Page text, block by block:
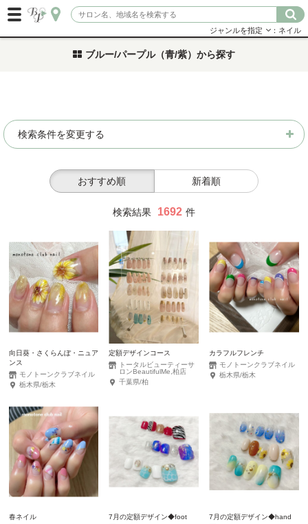
ジャンルを指定 ：ネイル
ブルー/パープル（青/紫）から探す
検索条件を変更する
おすすめ順 新着順
検索結果 1692 件
向日葵・さくらんぼ・ニュア
ンス
モノトーンクラブネイル
栃木県/栃木
定額デザインコース
トータルビューティーサ
ロンBeautifulMe,柏店
千葉県/柏
カラフルフレンチ
モノトーンクラブネイル
栃木県/栃木
春ネイル
7月の定額デザイン◆foot
7月の定額デザイン◆hand